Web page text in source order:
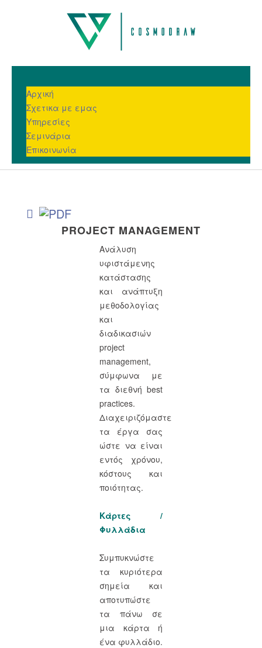
Αρχική
Σχετικα με εμας
Υπηρεσίες
Σεμινάρια
Επικοινωνία
PROJECT MANAGEMENT
Ανάλυση
υφιστάμενης
κατάστασης
και ανάπτυξη
μεθοδολογίας
και
διαδικασιών
project
management,
σύμφωνα με
τα διεθνή best
practices.
Διαχειριζόμαστε
τα έργα σας
ώστε να είναι
εντός χρόνου,
κόστους και
ποιότητας.
Κάρτες /
Φυλλάδια
Συμπυκνώστε
τα κυριότερα
σημεία και
αποτυπώστε
τα πάνω σε
μια κάρτα ή
ένα φυλλάδιο.